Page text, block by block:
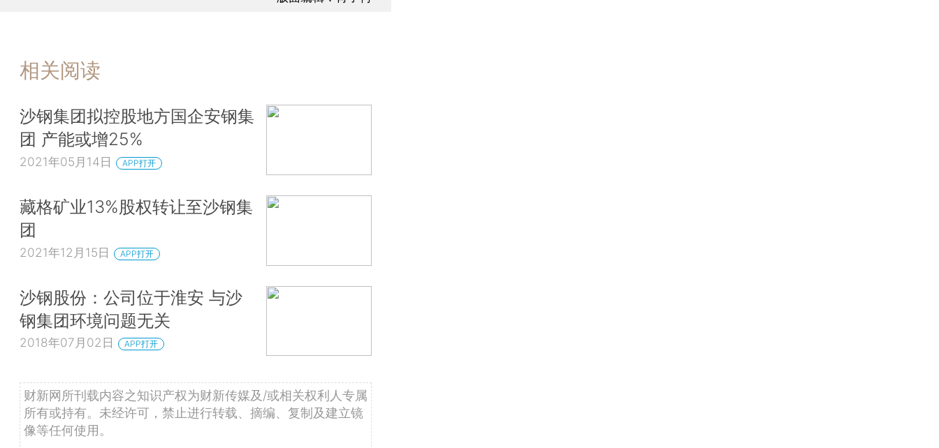
相关阅读
沙钢集团拟控股地方国企安钢集
团 产能或增25%
2021年05月14日 APP打开
藏格矿业13%股权转让至沙钢集
团
2021年12月15日 APP打开
沙钢股份：公司位于淮安 与沙
钢集团环境问题无关
2018年07月02日 APP打开
财新网所刊载内容之知识产权为财新传媒及/或相关权利人专属
所有或持有。未经许可，禁止进行转载、摘编、复制及建立镜
像等任何使用。